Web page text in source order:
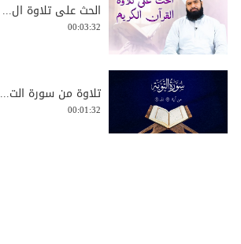
الحث على تلاوة ال...
00:03:32
تلاوة من سورة الت...
00:01:32